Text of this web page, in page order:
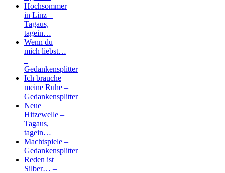
Hochsommer
in Linz –
Tagaus,
tagein…
Wenn du
mich liebst…
–
Gedankensplitter
Ich brauche
meine Ruhe –
Gedankensplitter
Neue
Hitzewelle –
Tagaus,
tagein…
Machtspiele –
Gedankensplitter
Reden ist
Silber… –